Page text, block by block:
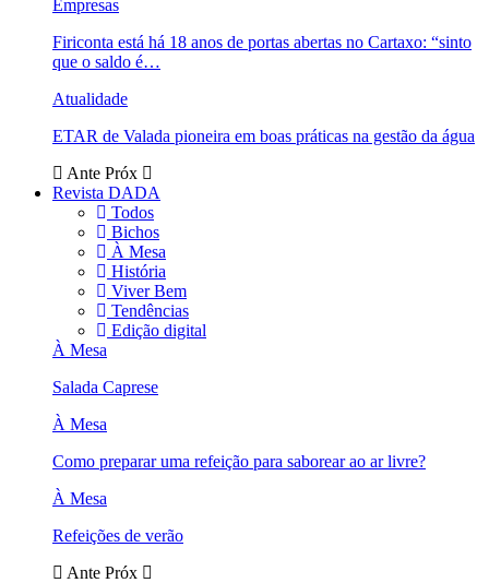
Empresas
Firiconta está há 18 anos de portas abertas no Cartaxo: “sinto
que o saldo é…
Atualidade
ETAR de Valada pioneira em boas práticas na gestão da água
Ante Próx
Revista DADA
Todos
Bichos
À Mesa
História
Viver Bem
Tendências
Edição digital
À Mesa
Salada Caprese
À Mesa
Como preparar uma refeição para saborear ao ar livre?
À Mesa
Refeições de verão
Ante Próx